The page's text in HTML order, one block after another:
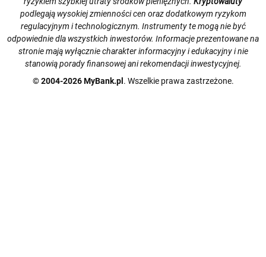
podlegają wysokiej zmienności cen oraz dodatkowym ryzykom
regulacyjnym i technologicznym. Instrumenty te mogą nie być
odpowiednie dla wszystkich inwestorów. Informacje prezentowane na
stronie mają wyłącznie charakter informacyjny i edukacyjny i nie
stanowią porady finansowej ani rekomendacji inwestycyjnej.
© 2004-2026 MyBank.pl . Wszelkie prawa zastrzeżone.